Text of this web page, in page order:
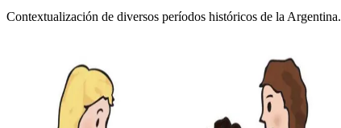
Contextualización de diversos períodos históricos de la Argentina.